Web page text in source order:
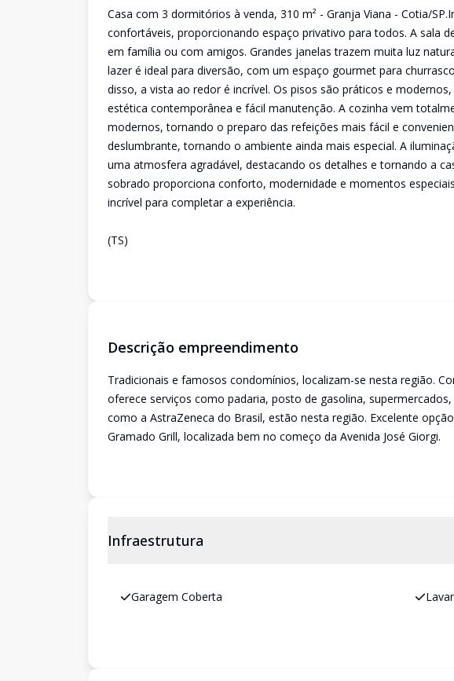
Casa com 3 dormitórios à venda, 310 m² - Granja Viana - Cotia/
confortáveis, proporcionando espaço privativo para todos. A sala
em família ou com amigos. Grandes janelas trazem muita luz
lazer é ideal para diversão, com um espaço gourmet para
disso, a vista ao redor é incrível. Os pisos são práticos e
estética contemporânea e fácil manutenção. A cozinha vem
modernos, tornando o preparo das refeições mais fácil e
deslumbrante, tornando o ambiente ainda mais especial. A
uma atmosfera agradável, destacando os detalhes e tornando a
sobrado proporciona conforto, modernidade e momentos
incrível para completar a experiência.
(TS)
Descrição empreendimento
Tradicionais e famosos condomínios, localizam-se nesta região.
oferece serviços como padaria, posto de gasolina,
como a AstraZeneca do Brasil, estão nesta região. Excelente
Gramado Grill, localizada bem no começo da Avenida José Giorgi.
Infraestrutura
Garagem Coberta